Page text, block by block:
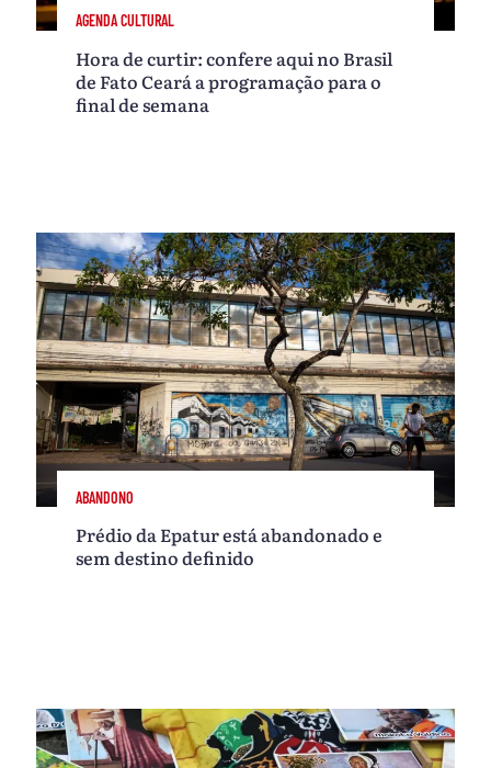
AGENDA CULTURAL
Hora de curtir: confere aqui no Brasil
de Fato Ceará a programação para o
final de semana
ABANDONO
Prédio da Epatur está abandonado e
sem destino definido